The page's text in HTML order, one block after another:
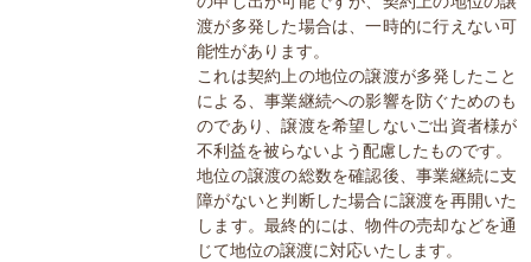
渡が多発した場合は、一時的に行えない可
能性があります。
これは契約上の地位の譲渡が多発したこと
による、事業継続への影響を防ぐためのも
のであり、譲渡を希望しないご出資者様が
不利益を被らないよう配慮したものです。
地位の譲渡の総数を確認後、事業継続に支
障がないと判断した場合に譲渡を再開いた
します。最終的には、物件の売却などを通
じて地位の譲渡に対応いたします。